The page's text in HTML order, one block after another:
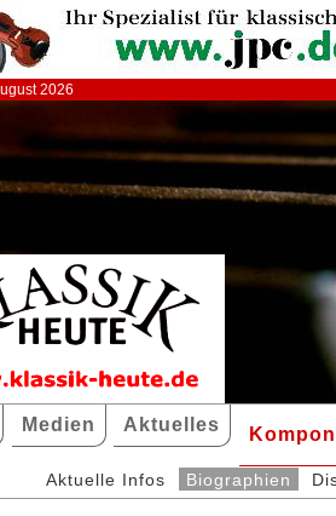
2026
Medien Aktuelles
Aktuelle Infos Biographien